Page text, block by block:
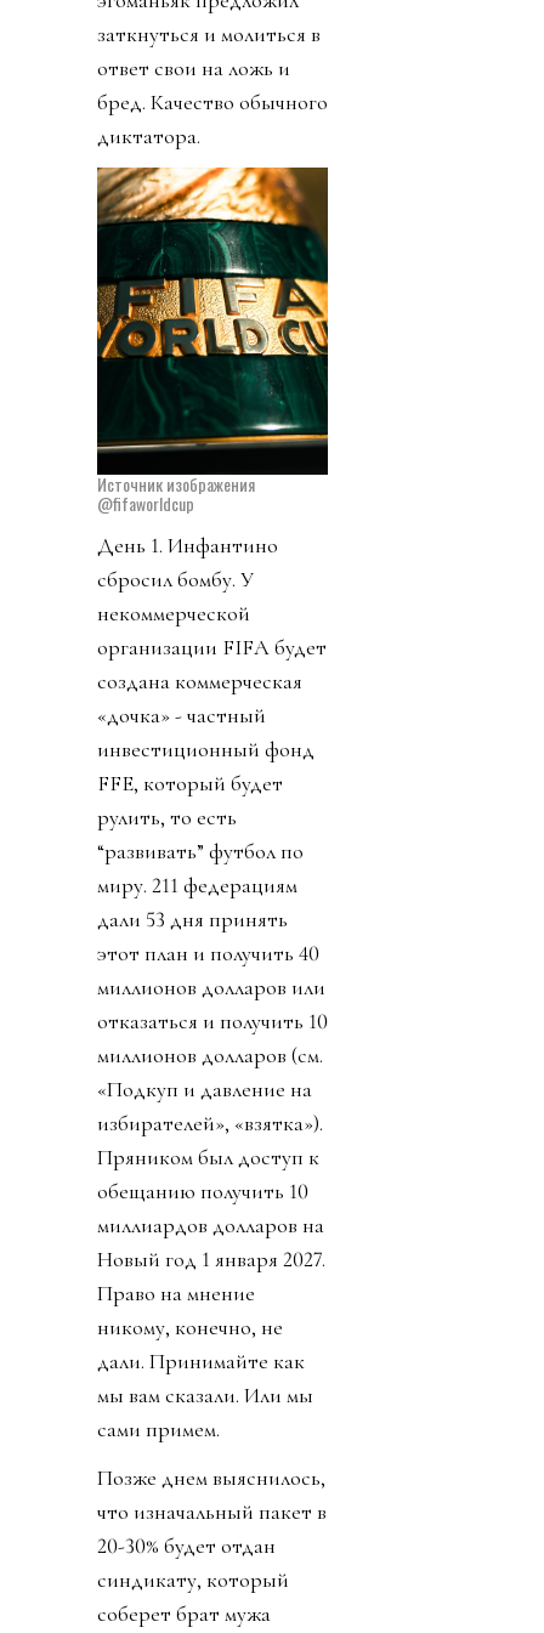
заткнуться и молиться в
ответ свои на ложь и
бред. Качество обычного
диктатора.
Источник изображения
@fifaworldcup
День 1. Инфантино
сбросил бомбу. У
некоммерческой
организации FIFA будет
создана коммерческая
«дочка» - частный
инвестиционный фонд
FFE, который будет
рулить, то есть
“развивать” футбол по
миру. 211 федерациям
дали 53 дня принять
этот план и получить 40
миллионов долларов или
отказаться и получить 10
миллионов долларов (см.
«Подкуп и давление на
избирателей», «взятка»).
Пряником был доступ к
обещанию получить 10
миллиардов долларов на
Новый год 1 января 2027.
Право на мнение
никому, конечно, не
дали. Принимайте как
мы вам сказали. Или мы
сами примем.
Позже днем выяснилось,
что изначальный пакет в
20-30% будет отдан
синдикату, который
соберет брат мужа